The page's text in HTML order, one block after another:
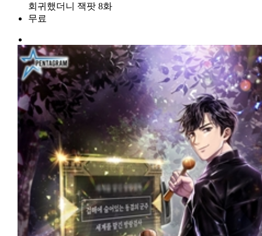
회귀했더니 잭팟 8화
무료